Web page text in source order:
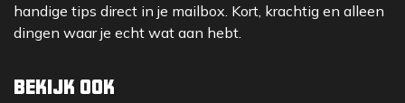
handige tips direct in je mailbox. Kort, krachtig en alleen
dingen waar je echt wat aan hebt.
Bekijk ook